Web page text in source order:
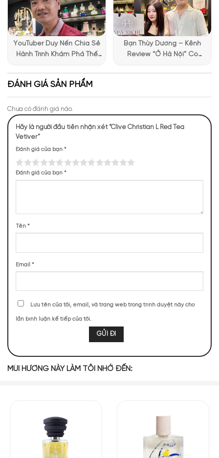
Mùi hương của L Red Tea Vetiver
NHỮNG NOTE HƯƠNG THEO CẢM NHẬN
Cam Bergamot Chanh Vàng
MIDDLE NOTES
Cỏ Hương Bài Trà Rooibos Đỏ
Gỗ Đàn Hương
L Red Tea Vetiver mở đầu với nốt hương tươi sáng từ cam
Bergamot và chanh, mang đến cảm giác sạch sẽ và nhẹ
YouTuber Duy Nến Chia Sẻ
Hành Trình Khám Phá Thế
Bạn Thùy Dương – Kênh
Review “Ở Hà Nội” Có
ĐÁNH GIÁ SẢN PHẨM
Chưa có đánh giá nào.
Hãy là người đầu tiên nhận xét “Clive Christian L Red Tea
Vetiver”
Đánh giá của bạn *
Đánh giá của bạn *
Tên *
Email *
Lưu tên của tôi, email, và trang web trong trình duyệt này cho
lần bình luận kế tiếp của tôi.
MÙI HƯƠNG NÀY LÀM TÔI NHỚ ĐẾN: